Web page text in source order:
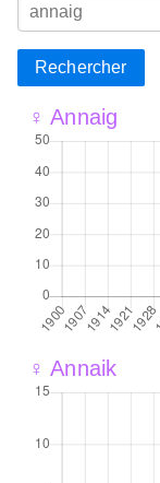
Rechercher
♀ Annaig
♀ Annaik